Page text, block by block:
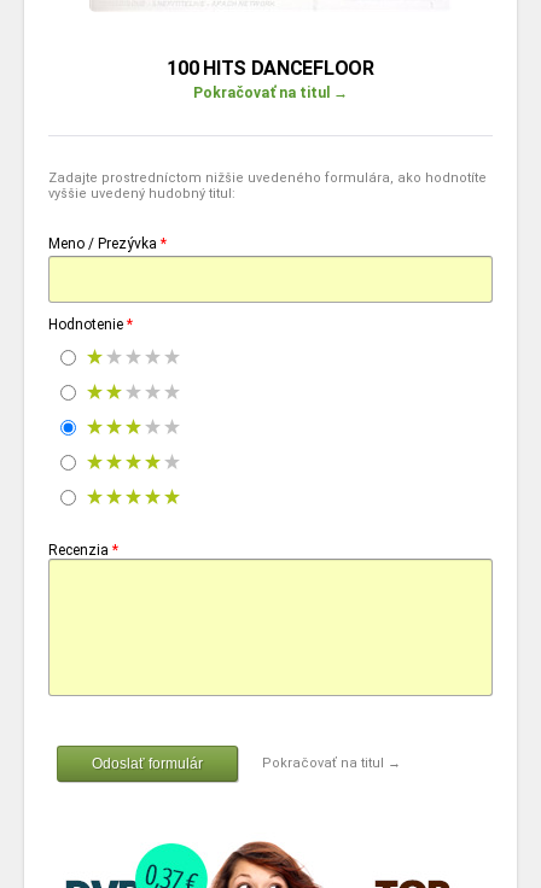
100 HITS DANCEFLOOR
Pokračovať na titul →
Zadajte prostredníctom nižšie uvedeného formulára, ako hodnotíte
vyššie uvedený hudobný titul:
Meno / Prezývka *
Hodnotenie *
Recenzia *
Odoslať formulár Pokračovať na titul →